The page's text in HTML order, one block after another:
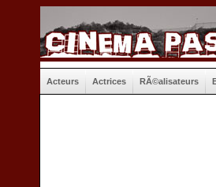
Acteurs Actrices RÃ©alisateurs